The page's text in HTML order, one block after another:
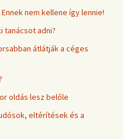
nem kellene így lennie!
tanácsot adni?
átlátják a céges
oldás lesz belőle
eltérítések és a